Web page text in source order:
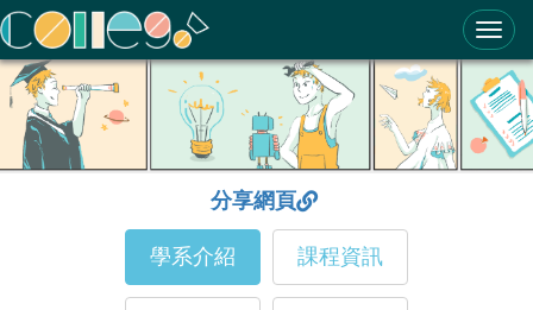
ColleGo! 大學選才與高中育才輔助系統
分享網頁
學系介紹 課程資訊